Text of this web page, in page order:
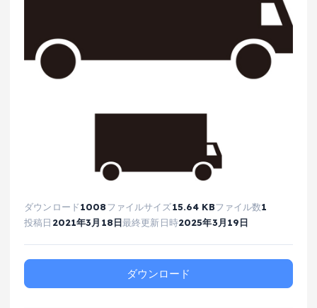
ダウンロード1008ファイルサイズ15.64 KBファイル数1
投稿日 2021年3月18日最終更新日時2025年3月19日
ダウンロード